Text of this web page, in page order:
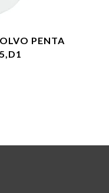
PENTA